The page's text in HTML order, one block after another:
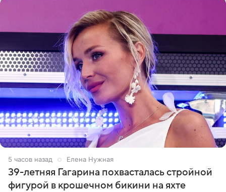
5 часов назад Елена Нужная
39-летняя Гагарина похвасталась стройной
фигурой в крошечном бикини на яхте